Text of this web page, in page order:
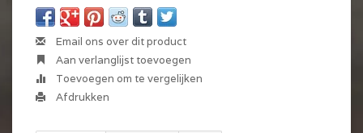
Email ons over dit product
Aan verlanglijst toevoegen
Toevoegen om te vergelijken
Afdrukken